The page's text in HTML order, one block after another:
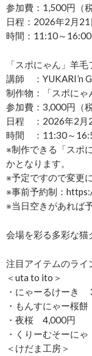
参加費：1,500円（税
日程：2026年2月21
時間：11:10～16:00
「スポにゃん」羊
講師 ：YUKARI’n
制作物：「スポにゃ
参加費：3,000円（税
日程 ：2026年2月
時間 ：11:30～
※制作できる「スポ
かとなります。
※予定ですので変更
※事前予約制：
※当日空きがあれば
会場を彩る多彩な猫
注目アイテムのライ
＜uta to ito＞
・にゃーるけーき
・もんすにゃー桜
・夜桜 4,000円
・くりーむそーに
＜けだま工房＞